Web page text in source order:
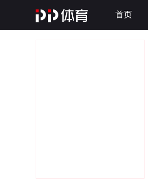
首页